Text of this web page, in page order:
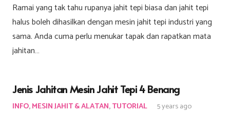
Ramai yang tak tahu rupanya jahit tepi biasa dan jahit tepi
halus boleh dihasilkan dengan mesin jahit tepi industri yang
sama. Anda cuma perlu menukar tapak dan rapatkan mata
jahitan…
Jenis Jahitan Mesin Jahit Tepi 4 Benang
INFO,MESIN JAHIT & ALATAN,TUTORIAL 5 years ago